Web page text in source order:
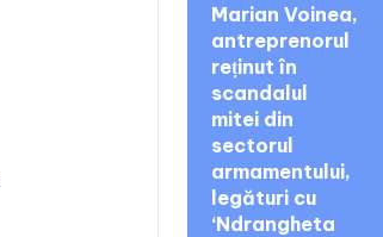
Marian Voinea,
antreprenorul
reținut în
scandalul
mitei din
sectorul
armamentului,
legături cu
‘Ndrangheta